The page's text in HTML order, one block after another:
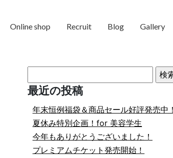
Online shop Recruit Blog Gallery
索:
最近の投稿
年末恒例福袋＆商品セール好評発売中！
夏休み特別企画！for 美容学生
今年もありがとうございました！
プレミアムチケット発売開始！